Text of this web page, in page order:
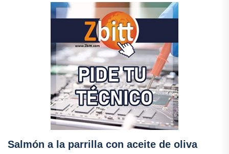
Salmón a la parrilla con aceite de oliva